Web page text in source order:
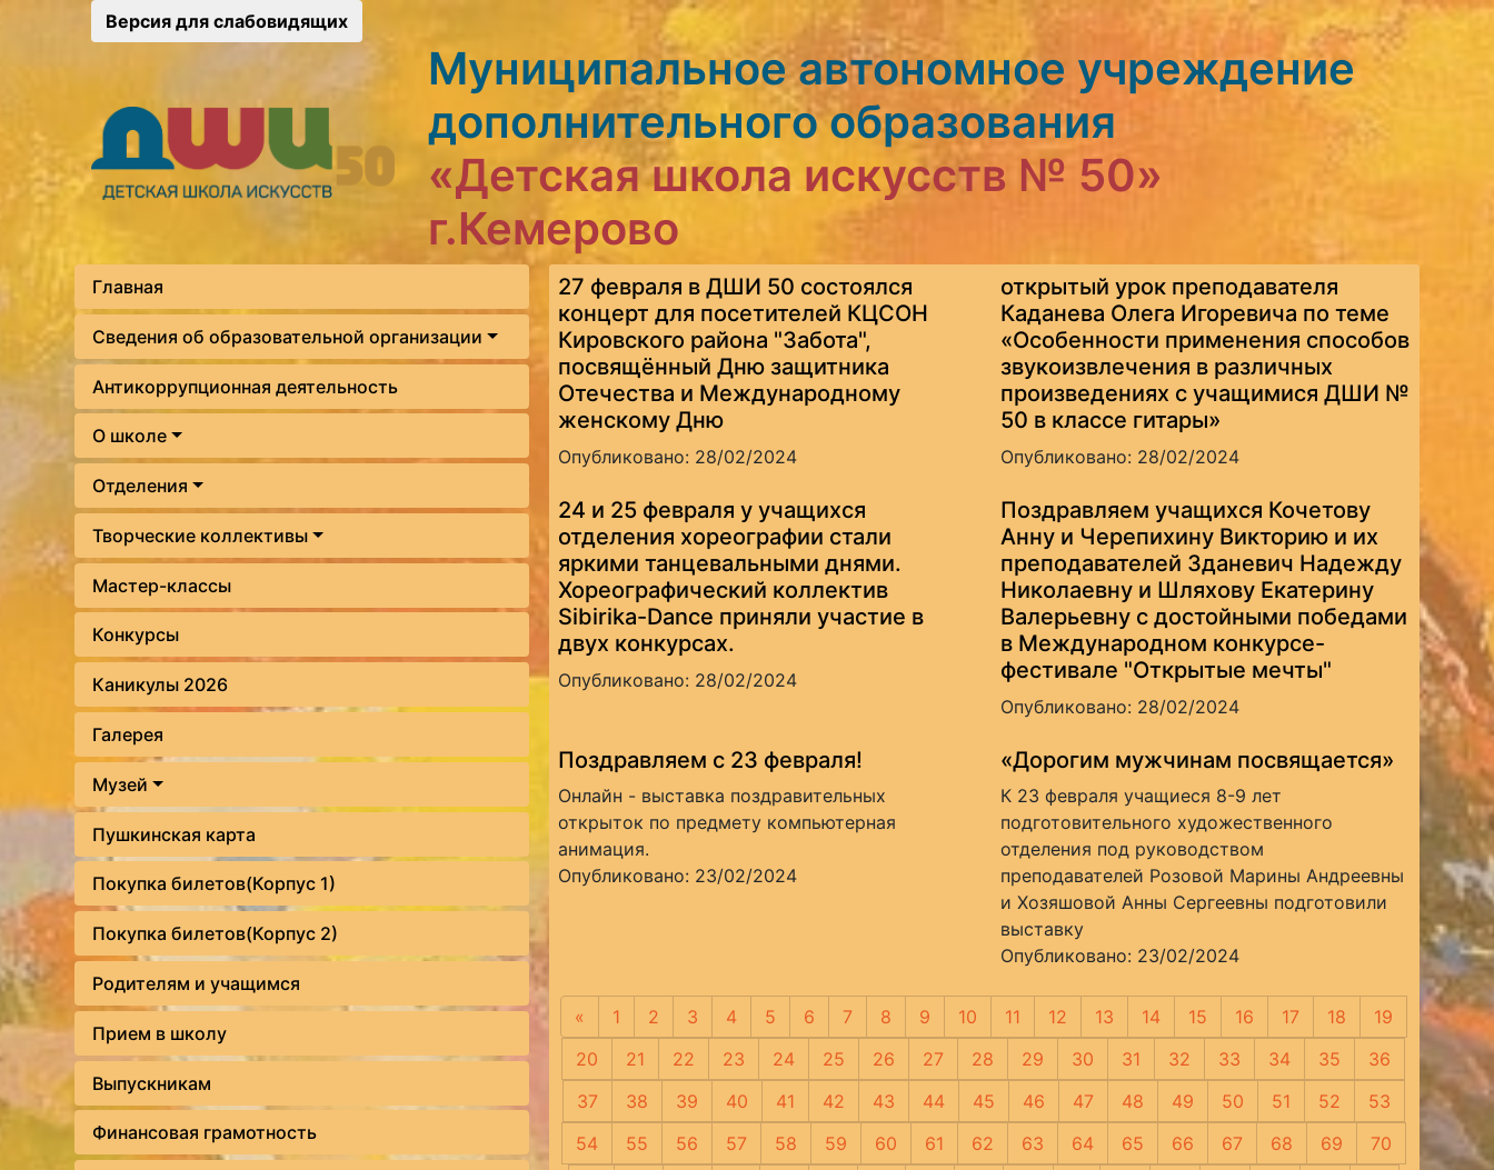
Версия для слабовидящих
Муниципальное автономное учреждение
дополнительного образования
«Детская школа искусств № 50»
г.Кемерово
Главная
Сведения об образовательной организации
Антикоррупционная деятельность
О школе
Отделения
Творческие коллективы
Мастер-классы
Конкурсы
Каникулы 2026
Галерея
Музей
Пушкинская карта
Покупка билетов(Корпус 1)
Покупка билетов(Корпус 2)
Родителям и учащимся
Прием в школу
Выпускникам
Финансовая грамотность
27 февраля в ДШИ 50 состоялся
концерт для посетителей КЦСОН
Кировского района "Забота",
посвящённый Дню защитника
Отечества и Международному
женскому Дню
Опубликовано: 28/02/2024
открытый урок преподавателя
Каданева Олега Игоревича по теме
«Особенности применения способов
звукоизвлечения в различных
произведениях с учащимися ДШИ №
50 в классе гитары»
Опубликовано: 28/02/2024
24 и 25 февраля у учащихся
отделения хореографии стали
яркими танцевальными днями.
Хореографический коллектив
Sibirika-Dance приняли участие в
двух конкурсах.
Опубликовано: 28/02/2024
Поздравляем учащихся Кочетову
Анну и Черепихину Викторию и их
преподавателей Зданевич Надежду
Николаевну и Шляхову Екатерину
Валерьевну с достойными победами
в Международном конкурсе-
фестивале "Открытые мечты"
Опубликовано: 28/02/2024
Поздравляем с 23 февраля!
Онлайн - выставка поздравительных
открыток по предмету компьютерная
анимация.
Опубликовано: 23/02/2024
«Дорогим мужчинам посвящается»
К 23 февраля учащиеся 8-9 лет
подготовительного художественного
отделения под руководством
преподавателей Розовой Марины Андреевны
и Хозяшовой Анны Сергеевны подготовили
выставку
Опубликовано: 23/02/2024
« Предыдущая
1 2 3 4 5 6 7 8 9 10 11 12 13 14 15 16 17 18
19
20
21 22 23 24 25 26 27 28 29 30 31 32 33 34 35
36
37
38 39 40 41 42 43 44 45 46 47 48 49 50 51 52
53
54
55 56 57 58 59 60 61 62 63 64 65 66 67 68 69
70